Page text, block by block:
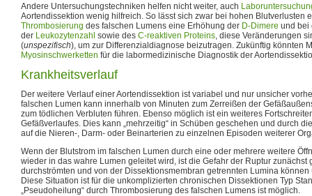
Andere Untersuchungstechniken helfen nicht weiter, auch
Aortendissektion wenig hilfreich. So lässt sich zwar bei hohen Blutverlusten
Thrombosierung des falschen Lumens eine Erhöhung der D-Dimere und bei
der Leukozytenzahl sowie des C-reaktiven Proteins, diese Veränderungen
(unspezifisch), um zur Differenzialdiagnose beizutragen. Zukünftig könnten
Myosinschwerketten für die labormedizinische Diagnostik der
Krankheitsverlauf
Der weitere Verlauf einer Aortendissektion ist variabel und nur unsicher
falschen Lumen kann innerhalb von Minuten zum Zerreißen der
zum tödlichen Verbluten führen. Ebenso möglich ist ein weiteres
Gefäßverlaufes. Dies kann „mehrzeitig“ in Schüben geschehen und durch
auf die Nieren-, Darm- oder Beinarterien zu einzelnen Episoden weiterer
Wenn der Blutstrom im falschen Lumen durch eine oder mehrere weitere
wieder in das wahre Lumen geleitet wird, ist die Gefahr der Ruptur zunächst
durchströmten und von der Dissektionsmembran getrennten Lumina
Diese Situation ist für die unkomplizierten chronischen Dissektionen Typ
„Pseudoheilung“ durch Thrombosierung des falschen Lumens ist möglich.